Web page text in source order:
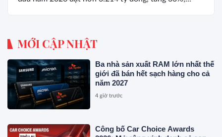
MỚI CẬP NHẬT
Ba nhà sản xuất RAM lớn nhất thế
giới đã bán hết sạch hàng cho cả
năm 2027
4 giờ trước
Công bố Car Choice Awards